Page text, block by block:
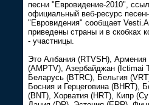
песни "Евровидение-2010",
официальный веб-ресурс
"Евровидения" сообщает
приведены страны и в скобках
- участницы.
Это Албания (RTVSH), Армения
(AMPTV), Азербайджан (Ictimai
Беларусь (BTRC), Бельгия
Босния и Герцеговина (BHRT),
(BNT), Хорватия (HRT), Кипр